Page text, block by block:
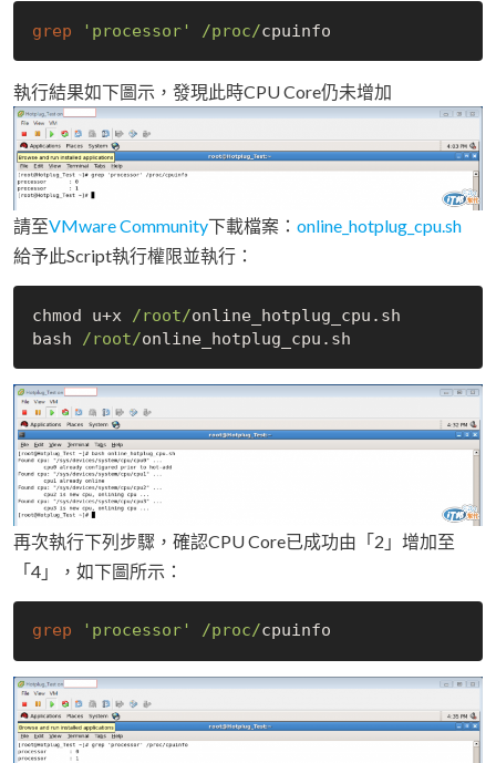
grep 'processor' /proc/
執行結果如下圖示，發現此時CPU Core仍未增加
請至VMware Community下載檔案： online_hotplug_cpu.sh
給予此Script執行權限並執行：
chmod u+x /root/online_hotplug_cpu.sh
bash /root/
再次執行下列步驟，確認CPU Core已成功由「2」增加至
「4」，如下圖所示：
grep 'processor' /proc/